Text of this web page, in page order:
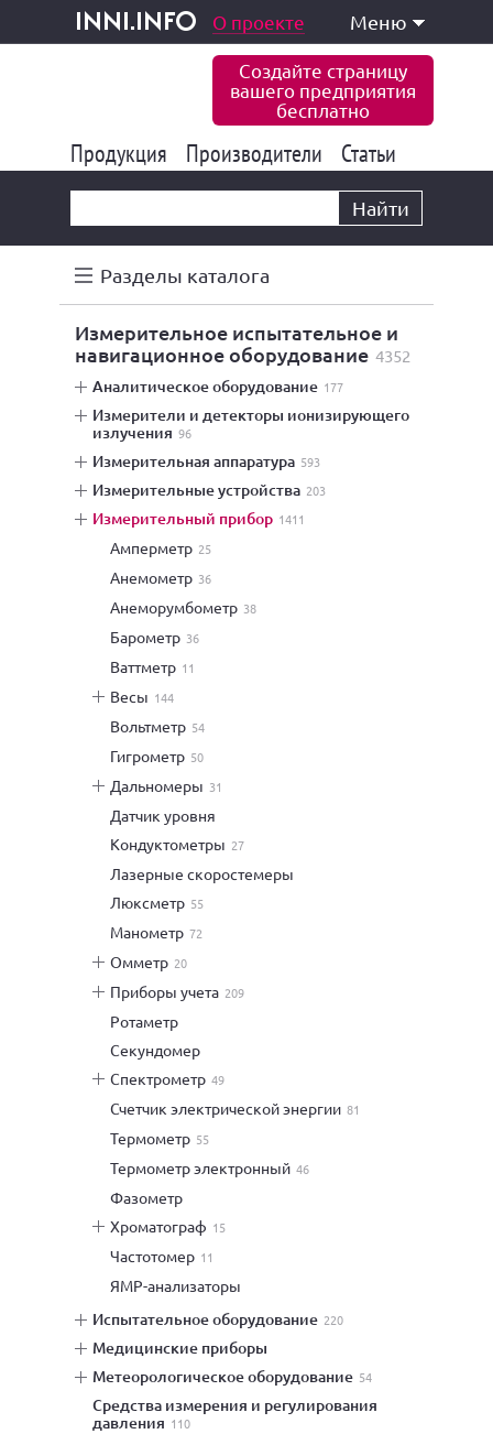
inni.info
и услуги О проекте Меню
Создайте страницу
вашего предприятия
бесплатно
Продукция 177 832
Производители 6 770
Статьи
Найти
Разделы каталога
измерительное испытательное и
навигационное оборудование 4352
аналитическое оборудование 177
измерители и детекторы ионизирующего
излучения 96
измерительная аппаратура 593
измерительные устройства 203
измерительный прибор 1411
амперметр 25
анемометр 36
анеморумбометр 38
барометр 36
ваттметр 11
весы 144
вольтметр 54
гигрометр 50
дальномеры 31
датчик уровня
кондуктометры 27
лазерные скоростемеры
люксметр 55
манометр 72
омметр 20
приборы учета 209
ротаметр
секундомер
спектрометр 49
счетчик электрической энергии 81
термометр 55
термометр электронный 46
фазометр
хроматограф 15
частотомер 11
ЯМР-анализаторы
испытательное оборудование 220
медицинские приборы
метеорологическое оборудование 54
средства измерения и регулирования
давления 110